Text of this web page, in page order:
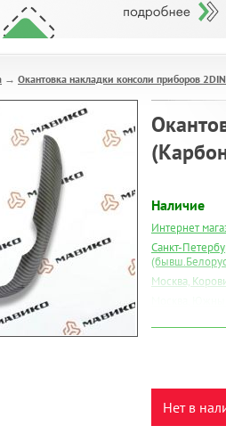
→ Окантовка накладки консоли приборов
Наличие
Интернет
Санкт-
Москва,
Нет в